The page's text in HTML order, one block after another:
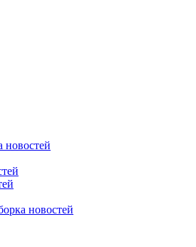
новостей
новостей